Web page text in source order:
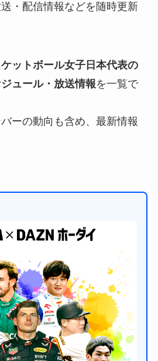
・配信情報などを随時更新
ットボール女子日本代表の
ュール・放送情報を一覧で
ーの動向も含め、最新情報